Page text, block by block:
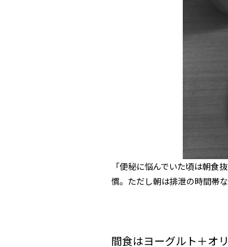
「便秘に悩んでいた頃は朝食
慣。ただし朝は排泄の時間帯
間食はヨーグルト＋オ